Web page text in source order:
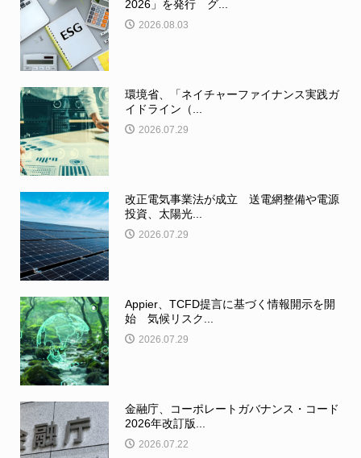
2026」を発行 グ...
2026.08.03
環境省、「ネイチャーファイナンス実践ガ
イドライン（...
2026.07.29
改正電気事業法が成立 送電網整備や電源
投資、太陽光...
2026.07.29
Appier、TCFD提言に基づく情報開示を開
始 気候リスク...
2026.07.29
金融庁、コーポレートガバナンス・コード
2026年改訂版...
2026.07.22